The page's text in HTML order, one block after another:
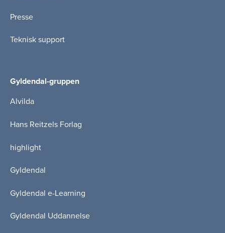
Presse
Teknisk support
Gyldendal-gruppen
Alvilda
Hans Reitzels Forlag
highlight
Gyldendal
Gyldendal e-Learning
Gyldendal Uddannelse